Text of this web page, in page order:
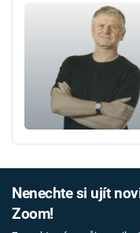
Nenechte si ujít
Zoom!